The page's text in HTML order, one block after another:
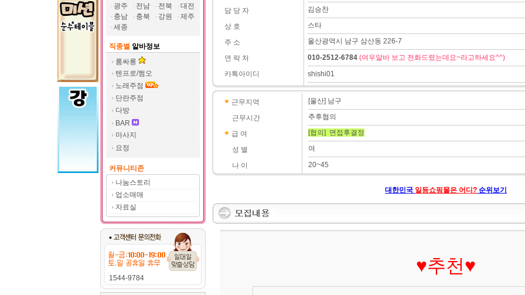
광주
전남 전북
대전
충남
충북 강원
제주
세종
직종별 알바정보
룸싸롱
텐프로/쩜오
노래주점
단란주점
다방
BAR
마사지
요정
커뮤니티존
나눔스토리
업소매매
자료실
1544-9784
담 당 자
상 호
주 소
연 락 처
카톡아이디
김승찬
스타
울산광역시 남구 삼산동 226-7
010-2512-6784 (여우알바 보고 전화드렸는데요~라고하세요^^)
shishi01
근무지역
근무시간
급 여
성 별
나 이
[울산] 남구
추후협의
[협의] 면접후결정
여
20~45
대한민국 일등쇼핑몰은 어디? 순위보기
♥추천♥